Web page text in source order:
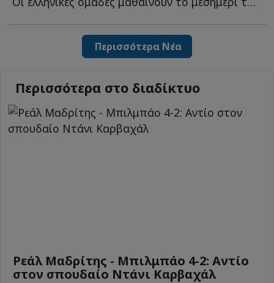
Περισσότερα Νέα
Περισσότερα στο διαδίκτυο
Ρεάλ Μαδρίτης - Μπιλμπάο 4-2: Αντίο
στον σπουδαίο Ντάνι Καρβαχάλ